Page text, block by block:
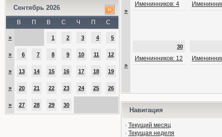
Сентябрь 2026
В П В С Ч П С
» 1 2 3 4 5
» 6 7 8 9 10 11 12
» 13 14 15 16 17 18 19
» 20 21 22 23 24 25 26
» 27 28 29 30
»
Именинников: 4
»
30
Именинников: 12
Навигация
· Текущий месяц
· Текущая неделя